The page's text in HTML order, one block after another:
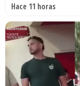
Hace 11 horas